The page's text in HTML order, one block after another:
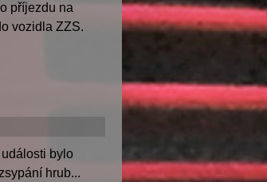
příjezdu na
vozidla ZZS.
bylo
hrub...